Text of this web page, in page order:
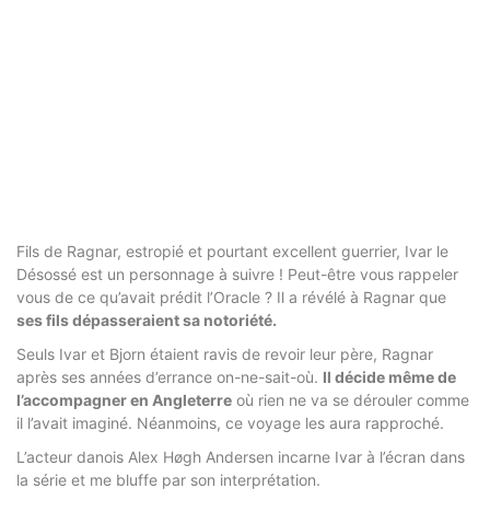
Fils de Ragnar, estropié et pourtant excellent guerrier, Ivar le
Désossé est un personnage à suivre ! Peut-être vous rappeler
vous de ce qu’avait prédit l’Oracle ? Il a révélé à Ragnar que
ses fils dépasseraient sa notoriété.
Seuls Ivar et Bjorn étaient ravis de revoir leur père, Ragnar
après ses années d’errance on-ne-sait-où. Il décide même de
l’accompagner en Angleterre où rien ne va se dérouler comme
il l’avait imaginé. Néanmoins, ce voyage les aura rapproché.
L’acteur danois Alex Høgh Andersen incarne Ivar à l’écran dans
la série et me bluffe par son interprétation.